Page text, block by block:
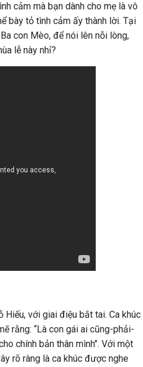
cảm mà bạn dành cho mẹ là vô
bày tỏ tình cảm ấy thành lời. Tại
con Mèo, để nói lên nỗi lòng,
lễ này nhỉ?
với giai điệu bắt tai. Ca khúc
rằng: “Là con gái ai cũng-phải-
chính bản thân mình". Với một
rõ ràng là ca khúc được nghe